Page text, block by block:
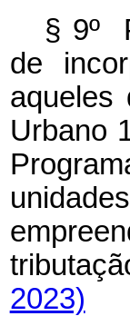
§ 9º
de
aqueles
Urbano
2023)